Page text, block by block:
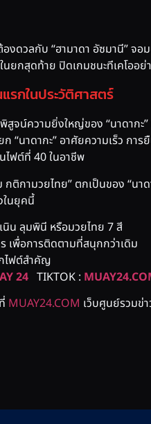
ดวลกับ “ฮามาดา อัซมานี” จ
นยกสุดท้าย ปิดเกมชนะทีเคโ
รกในประวัติศาสตร์
น์ความยิ่งใหญ่ของ “นาดากะ
นาดากะ” อาศัยความเร็ว กา
ฟต์ที่ 40 ในอาชีพ
กามวยไทย” ตกเป็นของ “นา
นยุคนี้
นิน ลุมพินี หรือมวยไทย 7 สี
เพื่อการติดตามที่สนุกกว่าเดิม
ไฟต์สำคัญ
24 TIKTOK :
MUAY24.COM เว็บศูนย์รวมข่